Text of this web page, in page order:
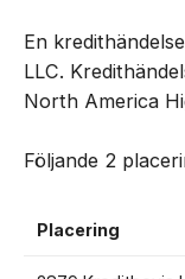
En
LLC.
North America
Följande 2
Placering